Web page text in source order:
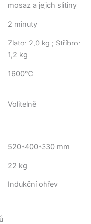
mosaz a jejich slitiny
2 minuty
Zlato: 2,0 kg ; Stříbro:
1,2 kg
1600℃
Volitelně
520*400*330 mm
22 kg
Indukční ohřev